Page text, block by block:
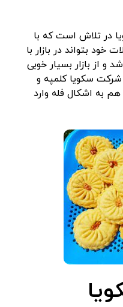
در تلاش است که با
بتواند در بازار با
و از بازار بسیار خوبی
شرکت سکویا کلمپه و
به اشکال فله وارد